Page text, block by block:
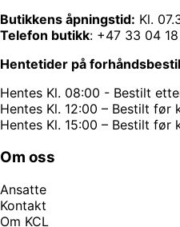
Butikkens åpningstid: Kl.
Telefon butikk: +47 33 04
Hentetider på
Hentes Kl. 08:00 - Bestilt
Hentes Kl. 12:00 – Bestilt før
Hentes Kl. 15:00 – Bestilt før
Om oss
Ansatte
Kontakt
Om KCL